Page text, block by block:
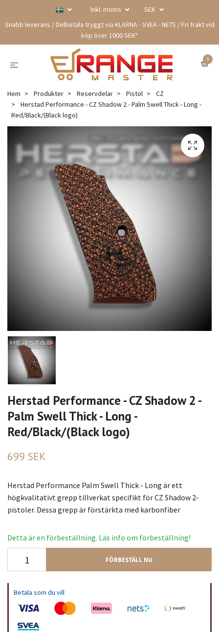
Inkl. moms
SEK
Snabb leverans / Delbetala tryggt via KLARNA - SVEA - NETS / Fri frakt vid
köp över 1000 SEK*
0
Hem Produkter Reservdelar Pistol
CZ
Herstad Performance - CZ Shadow 2 - Palm Swell Thick - Long -
Red/Black/(Black logo)
Herstad Performance - CZ Shadow 2 -
Palm Swell Thick - Long -
Red/Black/(Black logo)
699 SEK
Herstad Performance Palm Swell Thick - Long är ett
högkvalitativt grepp tillverkat specifikt för CZ Shadow 2-
pistoler. Dessa grepp är förstärkta med karbonfiber
Detta är en förbeställning. Läs info om förbeställning!
FÖRBESTÄLL NU
Betala som du vill